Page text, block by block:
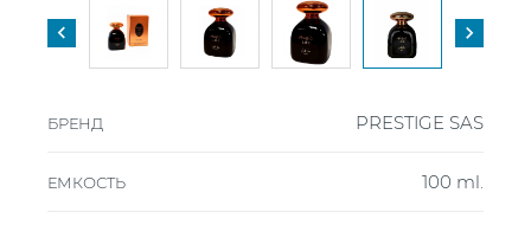
 
БРЕНД PRESTIGE SAS
ЕМКОСТЬ 100 ml.